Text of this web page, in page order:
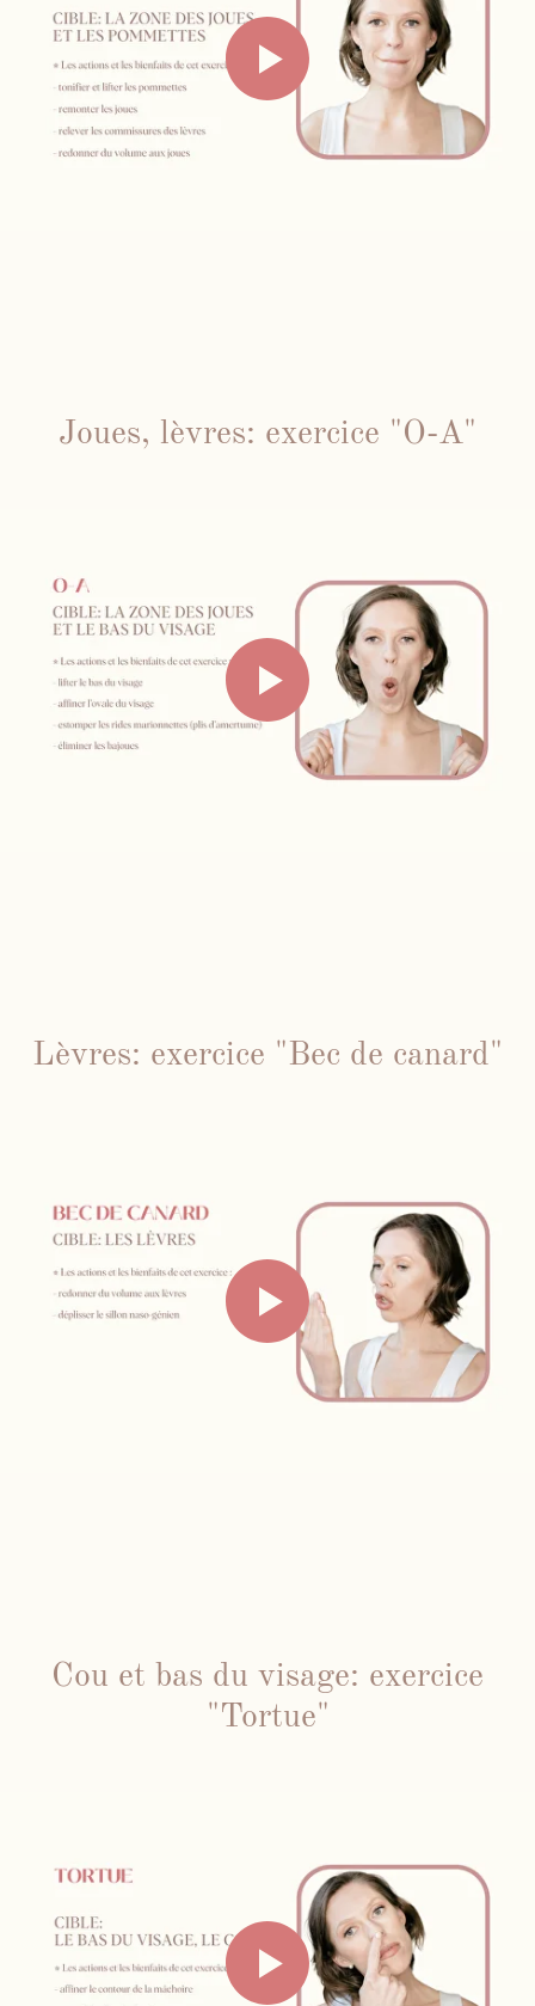
Joues, lèvres: exercice "O-A"
Lèvres: exercice "Bec de canard"
Cou et bas du visage: exercice
"Tortue"